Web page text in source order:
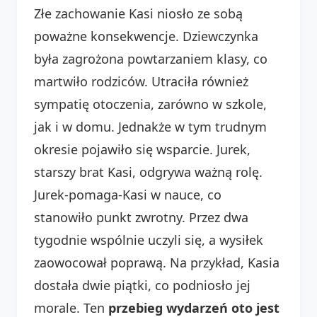
Złe zachowanie Kasi niosło ze sobą
poważne konsekwencje. Dziewczynka
była zagrożona powtarzaniem klasy, co
martwiło rodziców. Utraciła również
sympatię otoczenia, zarówno w szkole,
jak i w domu. Jednakże w tym trudnym
okresie pojawiło się wsparcie. Jurek,
starszy brat Kasi, odgrywa ważną rolę.
Jurek-pomaga-Kasi w nauce, co
stanowiło punkt zwrotny. Przez dwa
tygodnie wspólnie uczyli się, a wysiłek
zaowocował poprawą. Na przykład, Kasia
dostała dwie piątki, co podniosło jej
morale. Ten przebieg wydarzeń oto jest